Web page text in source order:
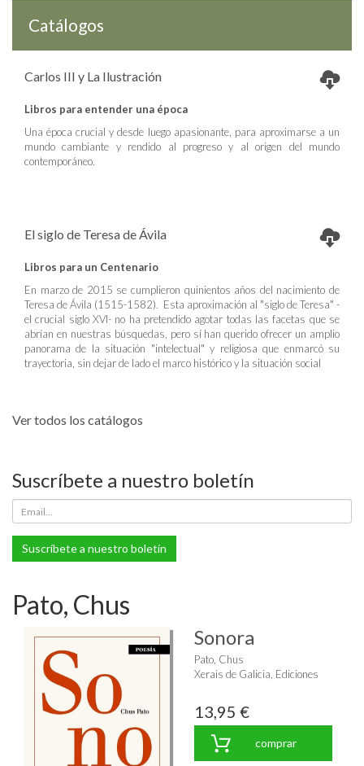
Catálogos
Carlos III y La Ilustración
Libros para entender una época
Una época crucial y desde luego apasionante, para aproximarse a un
mundo cambiante y rendido al progreso y al origen del mundo
contemporáneo.
El siglo de Teresa de Ávila
Libros para un Centenario
En marzo de 2015 se cumplieron quinientos años del nacimiento de
Teresa de Ávila (1515-1582). Esta aproximación al "siglo de Teresa" -
el crucial siglo XVI- no ha pretendido agotar todas las facetas que se
abrían en nuestras búsquedas, pero sí han querido ofrecer un amplio
panorama de la situación "intelectual" y religiosa que enmarcó su
trayectoria, sin dejar de lado el marco histórico y la situación social
Ver todos los catálogos
Suscríbete a nuestro boletín
Suscríbete a nuestro boletín
Pato, Chus
Sonora
Pato, Chus
Xerais de Galicia, Ediciones
13,95 €
comprar